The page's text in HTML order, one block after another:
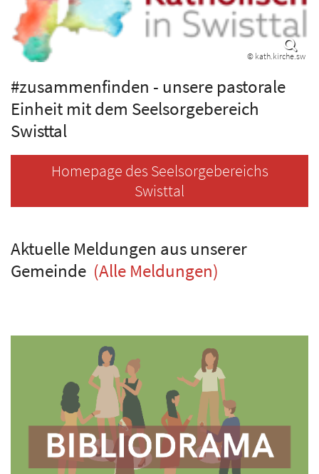
© kath.kirche.sw
#zusammenfinden - unsere pastorale
Einheit mit dem Seelsorgebereich
Swisttal
Homepage des Seelsorgebereichs
Swisttal
Aktuelle Meldungen aus unserer
Gemeinde (Alle Meldungen)